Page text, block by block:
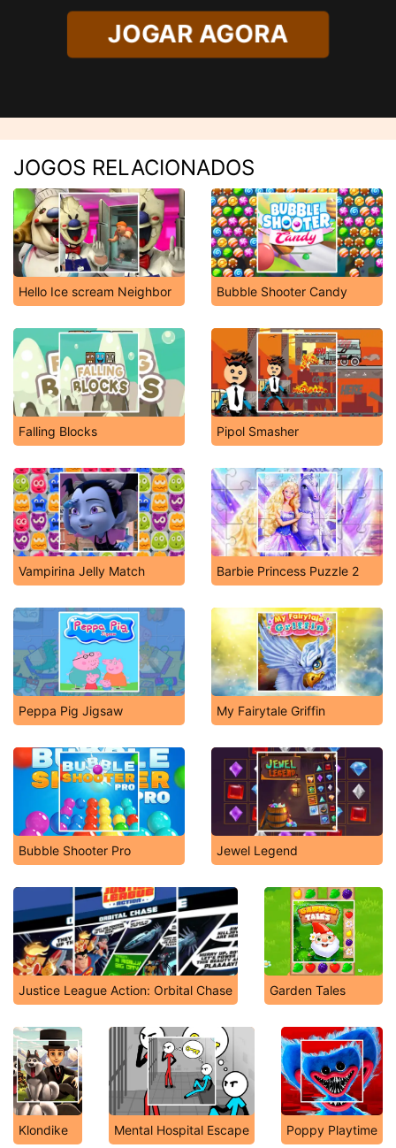
JOGAR AGORA
JOGOS RELACIONADOS
Hello Ice scream Neighbor Bubble Shooter Candy
Falling Blocks Pipol Smasher
Vampirina Jelly Match Barbie Princess Puzzle 2
Peppa Pig Jigsaw My Fairytale Griffin
Bubble Shooter Pro Jewel Legend
Justice League Action: Orbital Chase Garden Tales
Klondike Mental Hospital Escape Poppy Playtime